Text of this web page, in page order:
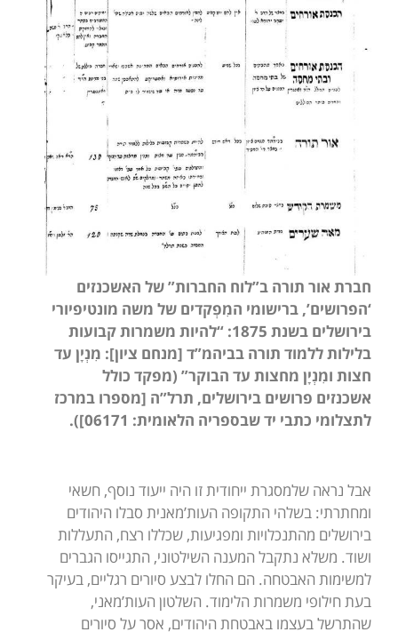
חברת אור תורה ב”לוח החברות” של האשכנזים
‘הפרושים’, ברישומי המִפְקדים של משה מונטיפיורי
בירושלים בשנת 1875: “להיות משמרות קבועות
בלילות ללמוד תורה בביהמ”ד [מנחם ציון]: מִנְיָן עד
חצות ומִנְיָן מחצות עד הבוקר” (מפקד כולל
אשכנזים פרושים בירושלים, תרל”ה [מספרו במרכז
לתצלומי כתבי יד שבספריה הלאומית: 06171]).
אבל נראה שלמסגרת ייחודית זו היה ייעוד נוסף, חשאי
ומחתרתי: בשלהי התקופה העות’מאנית סבלו היהודים
בירושלים מהתנכלויות ומפגיעות, שכללו רצח, התעללות
ושוד. משלא נתקבל המענה השילטוני, התגייסו הגברים
למשימות האבטחה. הם החלו לבצע סיורים רגליים, בעיקר
בעת חילופי משמרות הלימוד. השלטון העות’מאני,
שהתרשל בעצמו באבטחת היהודים, אסר על סיורים